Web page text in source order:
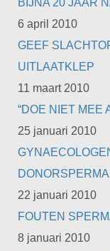
BIJNA 20 JAAR
6 april 2010
GEEF
UITLAATKLEP
11 maart 2010
“DOE NIET MEE
25 januari 2010
DONORSPERMA
22 januari 2010
FOUTEN
8 januari 2010